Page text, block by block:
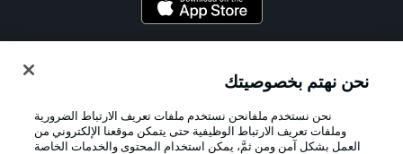
نحن نهتم بخصوصيتك
نحن نستخدم ملفانحن نستخدم ملفات تعريف الارتباط الضرورية
وملفات تعريف الارتباط الوظيفية حتى يتمكن موقعنا الإلكتروني من
العمل بشكل آمن ومن ثمَّ، يمكن استخدام المحتوى والخدمات الخاصة